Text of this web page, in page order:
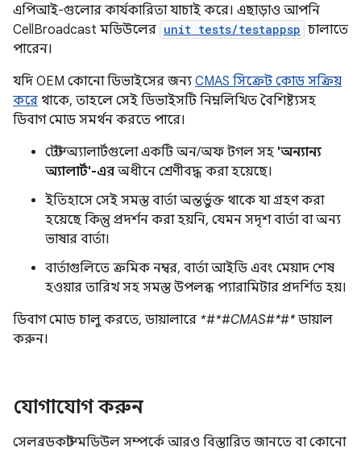
এপিআই-গুলোর কার্যকারিতা যাচাই করে। এছাড়াও আপনি
CellBroadcast মডিউলের unit tests/testappsp চালাতে
পারেন।
যদি OEM কোনো ডিভাইসের জন্য CMAS সিক্রেট কোড সক্রিয়
করে থাকে, তাহলে সেই ডিভাইসটি নিম্নলিখিত বৈশিষ্ট্যসহ
ডিবাগ মোড সমর্থন করতে পারে।
টেস্ট অ্যালার্টগুলো একটি অন/অফ টগল সহ 'অন্যান্য
অ্যালার্ট'-এর অধীনে শ্রেণীবদ্ধ করা হয়েছে।
ইতিহাসে সেই সমস্ত বার্তা অন্তর্ভুক্ত থাকে যা গ্রহণ করা
হয়েছে কিন্তু প্রদর্শন করা হয়নি, যেমন সদৃশ বার্তা বা অন্য
ভাষার বার্তা।
বার্তাগুলিতে ক্রমিক নম্বর, বার্তা আইডি এবং মেয়াদ শেষ
হওয়ার তারিখ সহ সমস্ত উপলব্ধ প্যারামিটার প্রদর্শিত হয়।
ডিবাগ মোড চালু করতে, ডায়ালারে *#*#CMAS#*#*ডায়াল
করুন।
যোগাযোগ করুন
সেলব্রডকাস্ট মডিউল সম্পর্কে আরও বিস্তারিত জানতে বা কোনো